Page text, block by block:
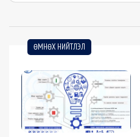
ӨМНӨХ НИЙТЛЭЛ